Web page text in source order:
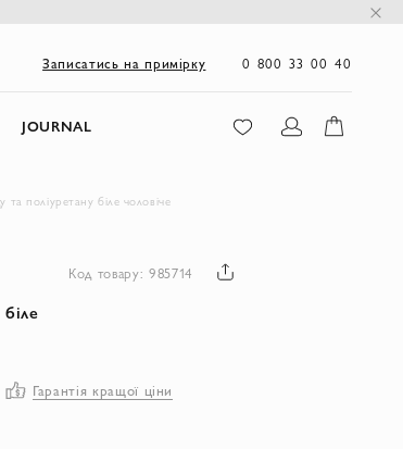
Записатись на примірку 0 800 33 00 40
JOURNAL
та поліуретану біле чоловіче
Код товару: 985714
Гарантія кращої ціни